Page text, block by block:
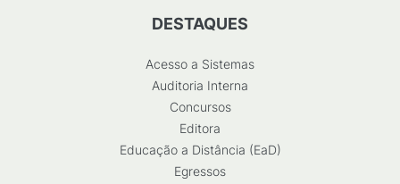
DESTAQUES
Acesso a Sistemas
Auditoria Interna
Concursos
Editora
Educação a Distância (EaD)
Egressos